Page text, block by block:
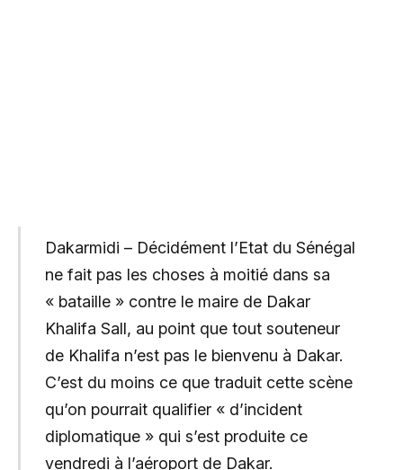
Dakarmidi – Décidément l’Etat du Sénégal
ne fait pas les choses à moitié dans sa
« bataille » contre le maire de Dakar
Khalifa Sall, au point que tout souteneur
de Khalifa n’est pas le bienvenu à Dakar.
C’est du moins ce que traduit cette scène
qu’on pourrait qualifier « d’incident
diplomatique » qui s’est produite ce
vendredi à l’aéroport de Dakar.